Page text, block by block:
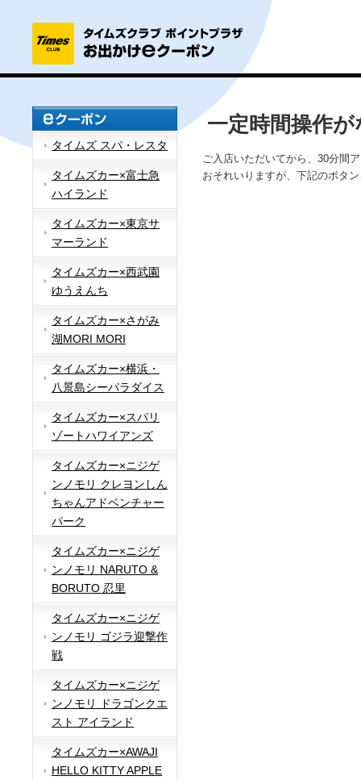
タイムズ スパ・レスタ
タイムズカー×富士急
ハイランド
タイムズカー×東京サ
マーランド
タイムズカー×西武園
ゆうえんち
タイムズカー×さがみ
湖MORI MORI
タイムズカー×横浜・
八景島シーパラダイス
タイムズカー×スパリ
ゾートハワイアンズ
タイムズカー×ニジゲ
ンノモリ クレヨンしん
ちゃんアドベンチャー
パーク
タイムズカー×ニジゲ
ンノモリ NARUTO &
BORUTO 忍里
タイムズカー×ニジゲ
ンノモリ ゴジラ迎撃作
戦
タイムズカー×ニジゲ
ンノモリ ドラゴンクエ
スト アイランド
タイムズカー×AWAJI
HELLO KITTY APPLE
一定時間操作
ご入店いただいてから、30分間
おそれいりますが、下記のボタ